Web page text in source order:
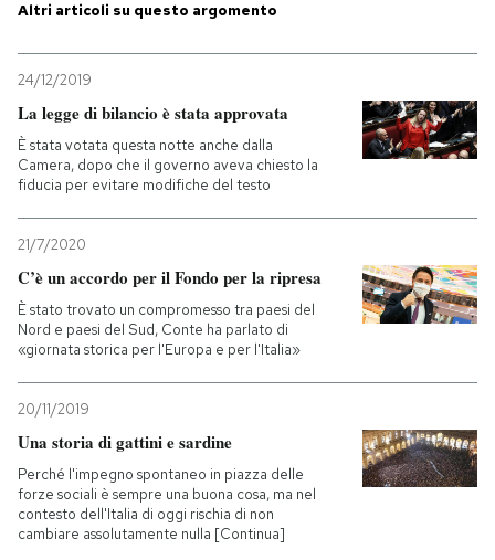
SHOP
AREA PERSONALE
Entra
Altri articoli su questo argomento
24/12/2019
La legge di bilancio è stata approvata
È stata votata questa notte anche dalla
Camera, dopo che il governo aveva chiesto la
fiducia per evitare modifiche del testo
21/7/2020
C’è un accordo per il Fondo per la ripresa
È stato trovato un compromesso tra paesi del
Nord e paesi del Sud, Conte ha parlato di
«giornata storica per l'Europa e per l'Italia»
20/11/2019
Una storia di gattini e sardine
Perché l'impegno spontaneo in piazza delle
forze sociali è sempre una buona cosa, ma nel
contesto dell'Italia di oggi rischia di non
cambiare assolutamente nulla [Continua]